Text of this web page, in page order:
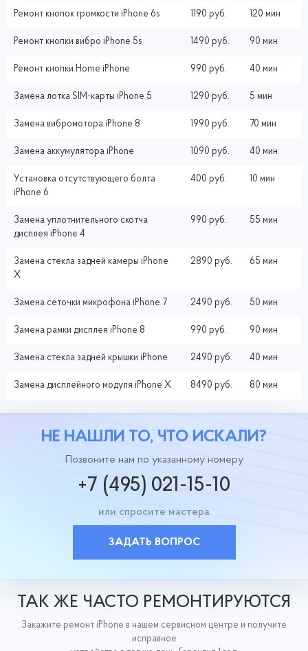
Ремонт кнопок громкости iPhone 6s 1190 руб. 120 мин
Ремонт кнопки вибро iPhone 5s 1490 руб. 90 мин
Ремонт кнопки Home iPhone 990 руб. 40 мин
Замена лотка SIM-карты iPhone 5 1290 руб. 5 мин
Замена вибромотора iPhone 8 1990 руб. 70 мин
Замена аккумулятора iPhone 1090 руб. 40 мин
Установка отсутствующего болта
iPhone 6
400 руб. 10 мин
Замена уплотнительного скотча
дисплея iPhone 4
990 руб. 55 мин
Замена стекла задней камеры iPhone
X
2890 руб. 65 мин
Замена сеточки микрофона iPhone 7 2490 руб. 50 мин
Замена рамки дисплея iPhone 8 990 руб. 90 мин
Замена стекла задней крышки iPhone 2490 руб. 40 мин
Замена дисплейного модуля iPhone X 8490 руб. 80 мин
НЕ НАШЛИ ТО, ЧТО ИСКАЛИ?
Позвоните нам по указанному номеру
+7 (495) 021-15-10
или спросите мастера
ЗАДАТЬ ВОПРОС
ТАК ЖЕ ЧАСТО РЕМОНТИРУЮТСЯ
Закажите ремонт iPhone в нашем сервисном центре и получите
исправное